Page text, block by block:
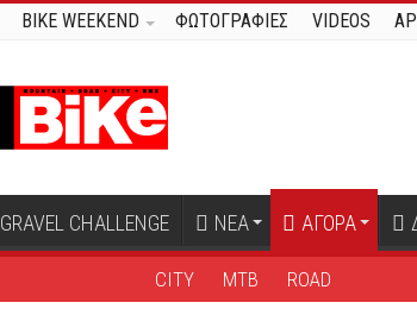
BIKE WEEKEND ΦΩΤΟΓΡΑΦΙΕΣ VIDEOS
GRAVEL CHALLENGE ΝΕΑ ΑΓΟΡΑ
CITY MTB ROAD